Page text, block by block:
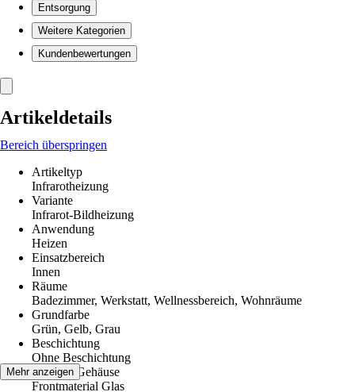
Entsorgung
Weitere Kategorien
Kundenbewertungen
Artikeldetails
Bereich überspringen
Artikeltyp
Infrarotheizung
Variante
Infrarot-Bildheizung
Anwendung
Heizen
Einsatzbereich
Innen
Räume
Badezimmer, Werkstatt, Wellnessbereich, Wohnräume
Grundfarbe
Grün, Gelb, Grau
Beschichtung
Ohne Beschichtung
Material Gehäuse
Frontmaterial Glas
Mehr anzeigen